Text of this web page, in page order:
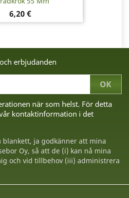
Pris
6,20 €
erbjudanden
när som helst. För detta
kontaktinformation i det
blankett, ja godkänner att mina
Oy, så att de (i) kan nå mina
och vid tillbehov (iii) administrera